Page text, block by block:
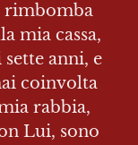
rimbomba
mia cassa,
sette anni, e
coinvolta
rabbia,
Lui, sono